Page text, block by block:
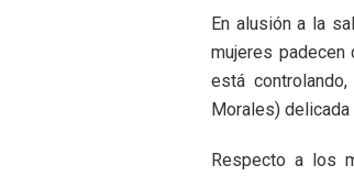
En alusión a la
mujeres
está
Morales) delicada
Respecto a los